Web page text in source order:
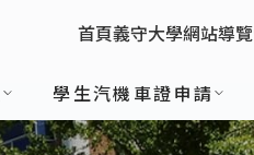
:::
首頁義守大學網站導覽
學生汽機車證申請